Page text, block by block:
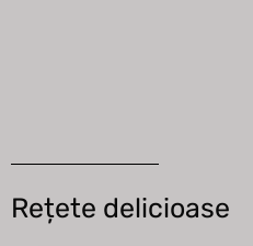
Rețete delicioase